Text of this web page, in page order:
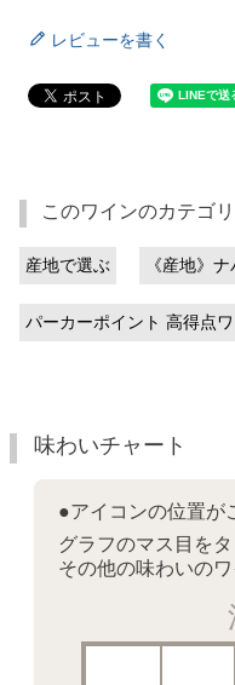
レビューを書く
このワインのカテゴ
産地で選ぶ 《産地》
パーカーポイント 高得点
味わいチャート
●アイコンの位置が
グラフのマス目を
その他の味わいの